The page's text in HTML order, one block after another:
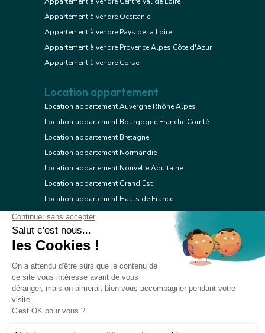
Appartement à vendre Occitanie
Appartement à vendre Pays de la Loire
Appartement à vendre Provence Alpes Côte d'Azur
Appartement à vendre Corse
Location appartement
Location appartement Auvergne Rhône Alpes
Location appartement Bourgogne Franche Comté
Location appartement Bretagne
Location appartement Normandie
Location appartement Nouvelle Aquitaine
Location appartement Grand Est
Location appartement Hauts de France
Location appartement Ile de France
Location appartement Centre Val de Loire
Location appartement Occitanie
Location appartement Provence Alpes Côte d'Azur
Location appartement Corse